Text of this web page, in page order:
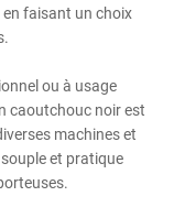
faisant un choix
ou à usage
caoutchouc noir est
machines et
et pratique